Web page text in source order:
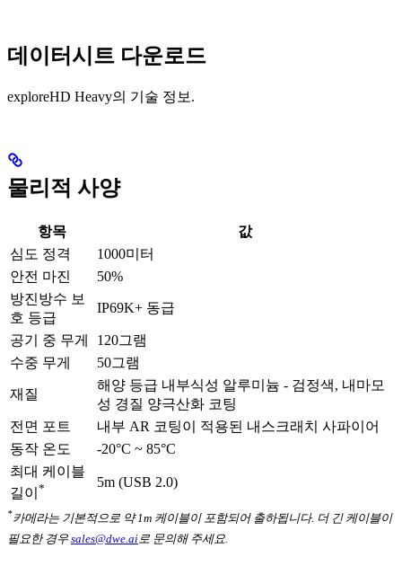
데이터시트 다운로드
exploreHD Heavy의 기술 정보.
물리적 사양
항목
값
심도 정격
1000미터
안전 마진
50%
방진방수 보
호 등급
IP69K+ 동급
공기 중 무게
120그램
수중 무게
50그램
재질
해양 등급 내부식성 알루미늄 - 검정색, 내마모
성 경질 양극산화 코팅
전면 포트
내부 AR 코팅이 적용된 내스크래치 사파이어
동작 온도
-20°C ~ 85°C
최대 케이블
길이 * 5m (USB 2.0)
*카메라는 기본적으로 약 1m 케이블이 포함되어 출하됩니다. 더 긴 케이블이
필요한 경우sales@dwe.ai로 문의해 주세요.